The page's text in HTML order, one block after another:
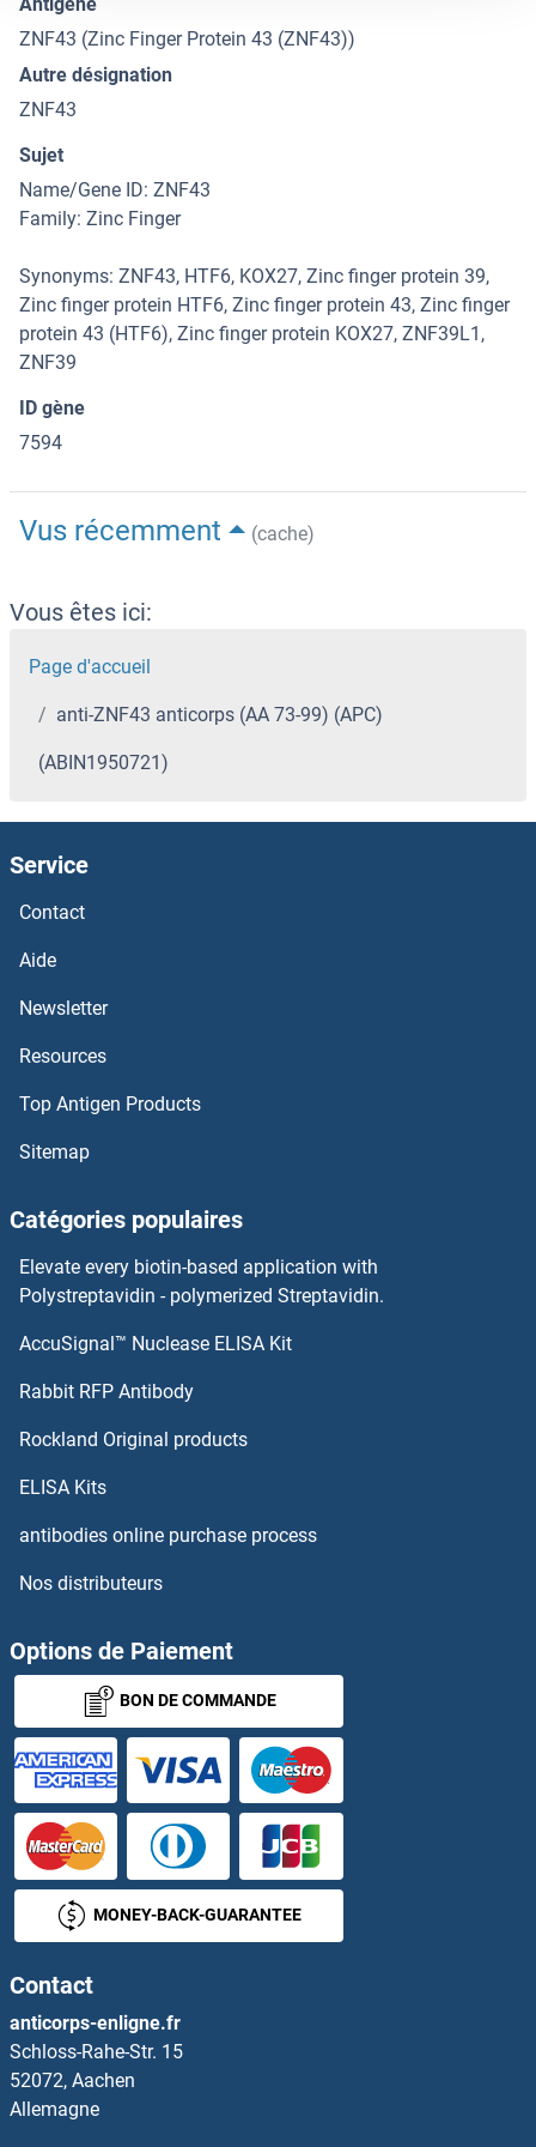
ZNF43 (Zinc Finger Protein 43 (ZNF43))
Autre désignation
ZNF43
Sujet
Name/Gene ID: ZNF43
Family: Zinc Finger
Synonyms: ZNF43, HTF6, KOX27, Zinc finger protein 39,
Zinc finger protein HTF6, Zinc finger protein 43, Zinc finger
protein 43 (HTF6), Zinc finger protein KOX27, ZNF39L1,
ZNF39
ID gène
7594
Vus récemment (cache)
Vous êtes ici:
Page d'accueil
anti-ZNF43 anticorps (AA 73-99) (APC)
(ABIN1950721)
Service
Contact
Aide
Newsletter
Resources
Top Antigen Products
Sitemap
Catégories populaires
Elevate every biotin-based application with
Polystreptavidin - polymerized Streptavidin.
AccuSignal™ Nuclease ELISA Kit
Rabbit RFP Antibody
Rockland Original products
ELISA Kits
antibodies online purchase process
Nos distributeurs
Options de Paiement
BON DE COMMANDE
MONEY-BACK-GUARANTEE
Contact
anticorps-enligne.fr
Schloss-Rahe-Str. 15
52072, Aachen
Allemagne